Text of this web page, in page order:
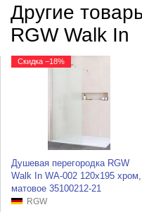
Другие
RGW Walk In
Скидка −18%
Душевая перегородка RGW
Walk In WA-002 120x195 хром,
матовое 35100212-21
RGW